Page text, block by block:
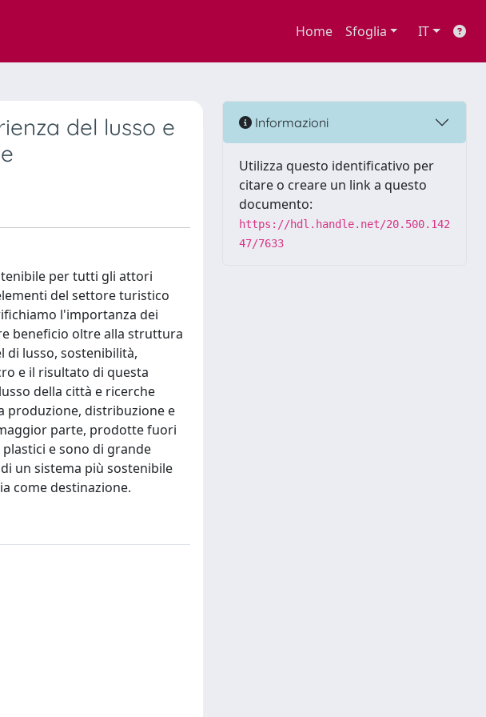
Home Sfoglia IT
del lusso e
per tutti gli attori
del settore turistico
l'importanza dei
beneficio oltre alla struttura
di lusso, sostenibilità,
e il risultato di questa
della città e ricerche
produzione, distribuzione e
parte, prodotte fuori
e sono di grande
un sistema più sostenibile
come destinazione.
Informazioni
Utilizza questo identificativo per
citare o creare un link a questo
documento:
https://hdl.handle.net/20.500.142
47/7633